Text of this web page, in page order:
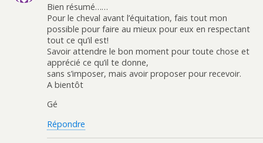
Bien résumé……
Pour le cheval avant l’équitation, fais tout mon
possible pour faire au mieux pour eux en respectant
tout ce qu’il est!
Savoir attendre le bon moment pour toute chose et
apprécié ce qu’il te donne,
sans s’imposer, mais avoir proposer pour recevoir.
A bientôt
Gé
Répondre